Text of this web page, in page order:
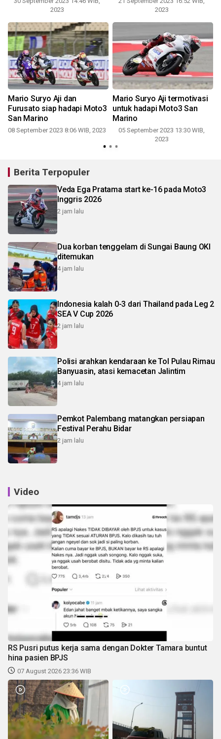
2023
2023
Mario Suryo Aji dan
Furusato siap hadapi Moto3
San Marino
08 September 2023 8:06 WIB, 2023
Mario Suryo Aji termotivasi
untuk hadapi Moto3 San
Marino
05 September 2023 13:30 WIB,
2023
Berita Terpopuler
Veda Ega Pratama start ke-16 pada Moto3
Inggris 2026
2 jam lalu
Dua korban tenggelam di Sungai Baung OKI
ditemukan
4 jam lalu
Indonesia kalah 0-3 dari Thailand pada Leg 2
SEA V Cup 2026
2 jam lalu
Polisi arahkan kendaraan ke Tol Pulau Rimau
Banyuasin, atasi kemacetan Jalintim
4 jam lalu
Pemkot Palembang matangkan persiapan
Festival Perahu Bidar
2 jam lalu
Video
RS Pusri putus kerja sama dengan Dokter Tamara buntut
hina pasien BPJS
07 August 2026 23:36 WIB